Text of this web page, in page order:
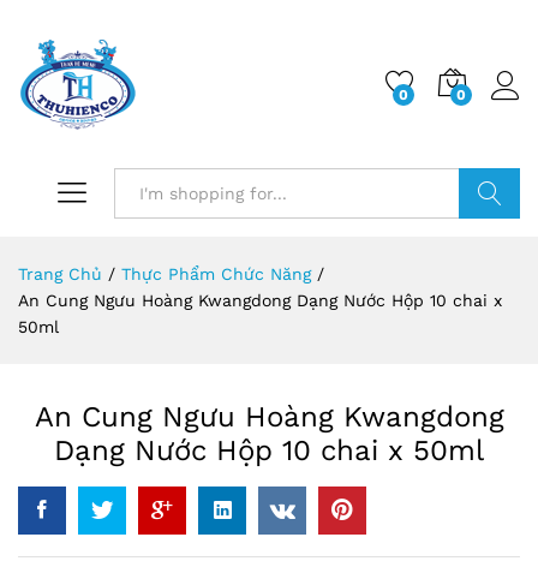
0 0
Trang Chủ / Thực Phẩm Chức Năng /
An Cung Ngưu Hoàng Kwangdong Dạng Nước Hộp 10 chai x
50ml
An Cung Ngưu Hoàng Kwangdong
Dạng Nước Hộp 10 chai x 50ml